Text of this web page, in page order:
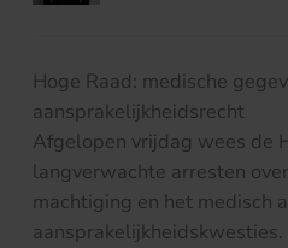
Hoge Raad: medische
aansprakelijkheidsrecht
Afgelopen vrijdag wees de
langverwachte arresten
machtiging en het medisch
aansprakelijkheidskwesties.